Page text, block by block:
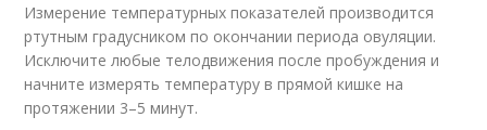
Измерение температурных показателей производится
ртутным градусником по окончании периода овуляции.
Исключите любые телодвижения после пробуждения и
начните измерять температуру в прямой кишке на
протяжении 3–5 минут.